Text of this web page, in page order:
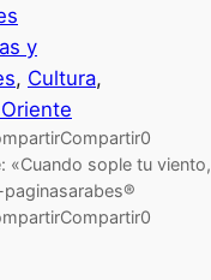
y
, Cultura
«Cuando sople tu viento,